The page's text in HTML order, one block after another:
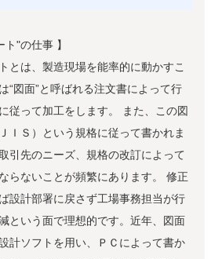
ト"の仕事 】
とは、製造現場を能率的に動かすこ
“図面”と呼ばれる注文書によって行
従って加工をします。 また、この図
ＩＳ）という規格に従って書かれま
引先のニーズ、規格の改訂によって
らないことが頻繁にあります。 修正
設計部署に戻さず工場事務担当が行
という面で理想的です。近年、図面
計ソフトを用い、ＰＣによって書か